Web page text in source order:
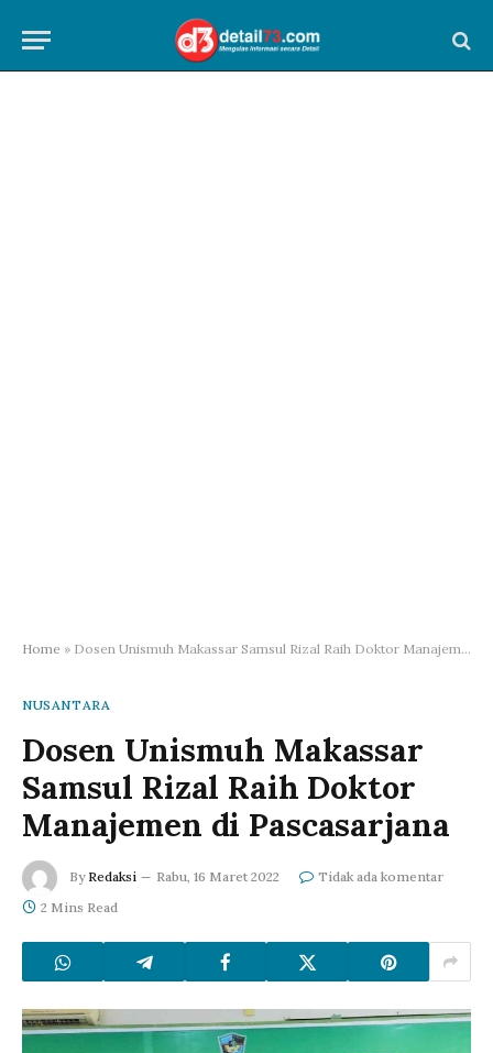
Home » Dosen Unismuh Makassar Samsul Rizal Raih Doktor Manajemen di Pascasarjana
NUSANTARA
Dosen Unismuh Makassar
Samsul Rizal Raih Doktor
Manajemen di Pascasarjana
By Redaksi Rabu, 16 Maret 2022
Tidak ada komentar
2 Mins Read